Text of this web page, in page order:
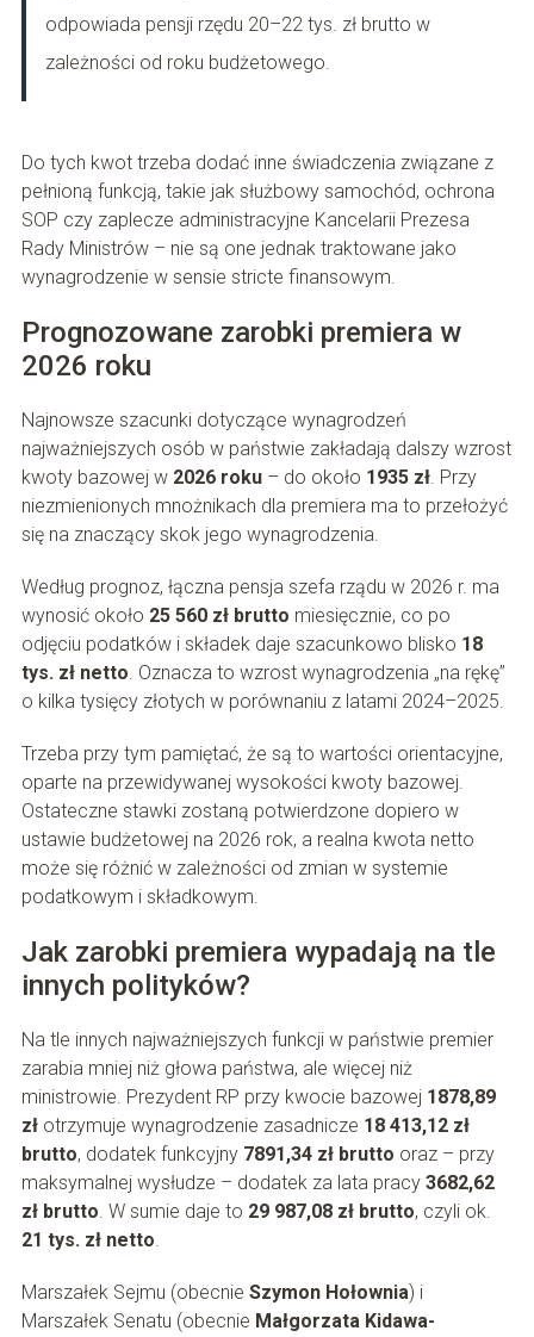
odpowiada pensji rzędu 20–22 tys. zł brutto w
zależności od roku budżetowego.
Do tych kwot trzeba dodać inne świadczenia związane z
pełnioną funkcją, takie jak służbowy samochód, ochrona
SOP czy zaplecze administracyjne Kancelarii Prezesa
Rady Ministrów – nie są one jednak traktowane jako
wynagrodzenie w sensie stricte finansowym.
Prognozowane zarobki premiera w
2026 roku
Najnowsze szacunki dotyczące wynagrodzeń
najważniejszych osób w państwie zakładają dalszy wzrost
kwoty bazowej w 2026 roku– do około 1935 zł. Przy
niezmienionych mnożnikach dla premiera ma to przełożyć
się na znaczący skok jego wynagrodzenia.
Według prognoz, łączna pensja szefa rządu w 2026 r. ma
wynosić około 25 560 zł brutto miesięcznie, co po
odjęciu podatków i składek daje szacunkowo blisko 18
tys. zł netto. Oznacza to wzrost wynagrodzenia „na rękę”
o kilka tysięcy złotych w porównaniu z latami 2024–2025.
Trzeba przy tym pamiętać, że są to wartości orientacyjne,
oparte na przewidywanej wysokości kwoty bazowej.
Ostateczne stawki zostaną potwierdzone dopiero w
ustawie budżetowej na 2026 rok, a realna kwota netto
może się różnić w zależności od zmian w systemie
podatkowym i składkowym.
Jak zarobki premiera wypadają na tle
innych polityków?
Na tle innych najważniejszych funkcji w państwie premier
zarabia mniej niż głowa państwa, ale więcej niż
ministrowie. Prezydent RP przy kwocie bazowej 1878,89
złotrzymuje wynagrodzenie zasadnicze 18 413,12 zł
brutto, dodatek funkcyjny 7891,34 zł brutto oraz – przy
maksymalnej wysłudze – dodatek za lata pracy 3682,62
zł brutto. W sumie daje to 29 987,08 zł brutto, czyli ok.
21 tys. zł netto.
Marszałek Sejmu (obecnie Szymon Hołownia) i
Marszałek Senatu (obecnie Małgorzata Kidawa-